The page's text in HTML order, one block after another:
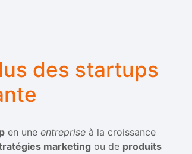
des startups
en une entreprise à la croissance
marketing ou de produits